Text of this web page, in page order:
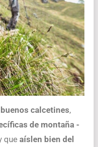
buenos calcetines,
de montaña -
que aíslen bien del